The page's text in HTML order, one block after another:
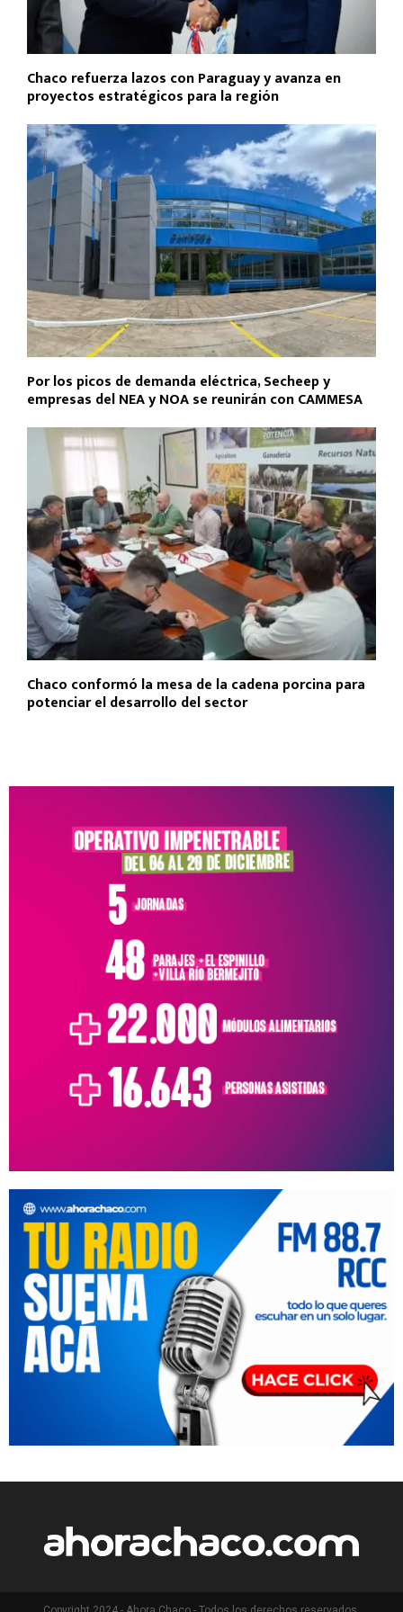
Chaco refuerza lazos con Paraguay y avanza en
proyectos estratégicos para la región
Por los picos de demanda eléctrica, Secheep y
empresas del NEA y NOA se reunirán con CAMMESA
Chaco conformó la mesa de la cadena porcina para
potenciar el desarrollo del sector